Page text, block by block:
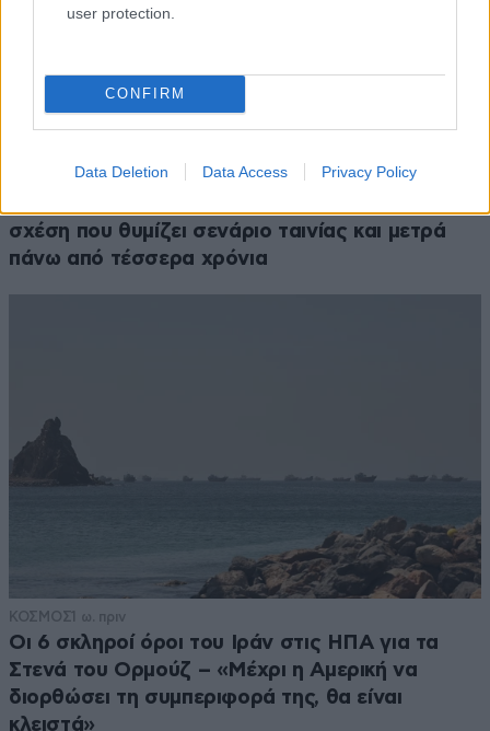
user protection.
CONFIRM
Data Deletion Data Access Privacy Policy
LIFESTYLE08·08·2026 09:01
σχέση που θυμίζει σενάριο ταινίας και μετρά
πάνω από τέσσερα χρόνια
ΚΟΣΜΟΣ1 ω. πριν
Οι 6 σκληροί όροι του Ιράν στις ΗΠΑ για τα
Στενά του Ορμούζ – «Μέχρι η Αμερική να
διορθώσει τη συμπεριφορά της, θα είναι
κλειστά»